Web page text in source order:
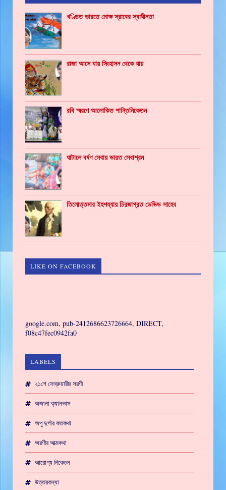
খণ্ডিত ভারতে মোক্ষ স্রাবের স্বাধীনতা
রাজা আসে যায় সিংহাসন থেকে যায়
রবি স্মরণে আলোকিত শান্তিনিকেতন
ঘাটালে বর্ষণ সেবায় ভারত সেবাশ্রম
তিলোত্তমার ইহশয্যায় চিরজাগ্রত ডেভিড সাহেব
LIKE ON FACEBOOK
google.com, pub-2412686623726664, DIRECT,
f08c47fec0942fa0
LABELS
২১শে ফেব্রুয়ারীর সরণী
অজানা ক্যানভাস
অপু দুর্গার কতকথা
অরণীর আত্মকথা
আরোগ্য নিকেতন
উত্তরকন্যা